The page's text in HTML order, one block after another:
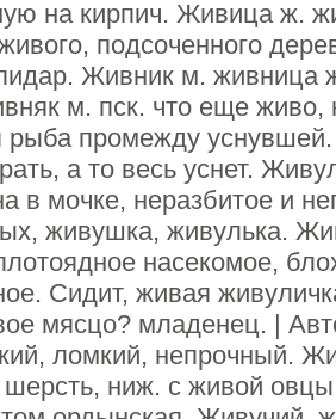
на кирпич. Живица ж.
подсоченного
Живник м. живница
м. пск. что еще живо,
рыба промежду
а то весь уснет.
в мочке, неразбитое и
живушка, живулька.
насекомое,
Сидит, живая
мясцо? младенец. |
ломкий, непрочный.
шерсть, ниж. с живой